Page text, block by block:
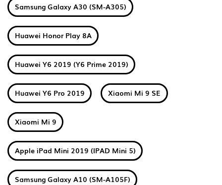
Samsung Galaxy A30 (SM-A305)
Huawei Honor Play 8A
Huawei Y6 2019 (Y6 Prime 2019)
Huawei Y6 Pro 2019 Xiaomi Mi 9 SE
Xiaomi Mi 9
Apple iPad Mini 2019 (IPAD Mini 5)
Samsung Galaxy A10 (SM-A105F)